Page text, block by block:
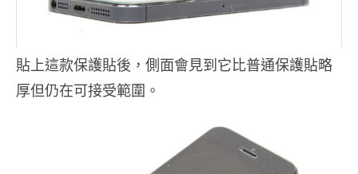
貼上這款保護貼後，側面會見到它比普通保護貼略
厚但仍在可接受範圍。